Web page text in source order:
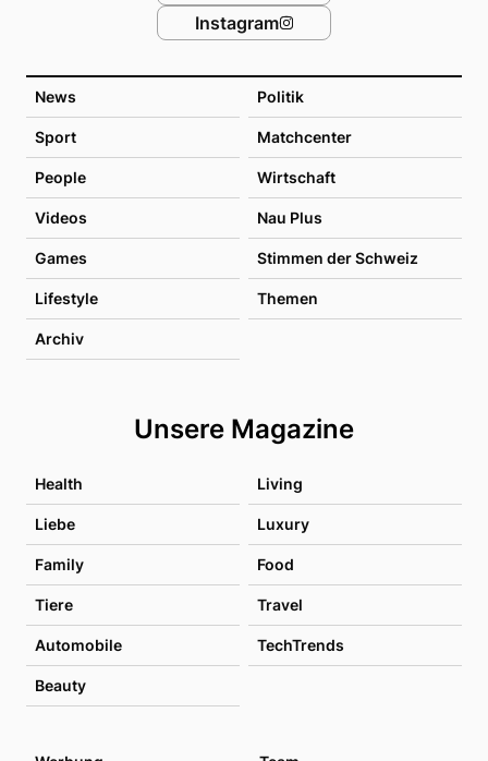
News Politik
Sport Matchcenter
People Wirtschaft
Videos Nau Plus
Games Stimmen der Schweiz
Lifestyle Themen
Archiv
Unsere Magazine
Health Living
Liebe Luxury
Family Food
Tiere Travel
Automobile TechTrends
Beauty
Instagram